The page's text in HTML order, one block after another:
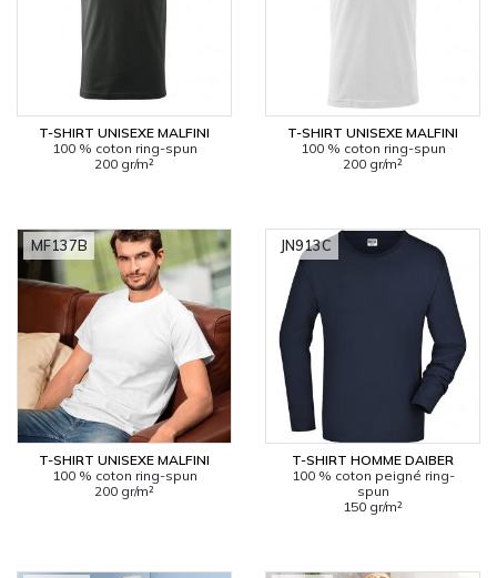
T-SHIRT UNISEXE MALFINI
100 % coton ring-spun
200 gr/m²
T-SHIRT UNISEXE MALFINI
100 % coton ring-spun
200 gr/m²
T-SHIRT UNISEXE MALFINI
100 % coton ring-spun
200 gr/m²
MF137B
T-SHIRT HOMME DAIBER
100 % coton peigné ring-
spun
150 gr/m²
JN913C